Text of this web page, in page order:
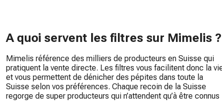
A quoi servent les filtres sur Mimelis ?
Mimelis référence des milliers de producteurs en Suisse qui
pratiquent la vente directe. Les filtres vous facilitent donc la
et vous permettent de dénicher des pépites dans toute la
Suisse selon vos préférences. Chaque recoin de la Suisse
regorge de super producteurs qui n’attendent qu’à être connus